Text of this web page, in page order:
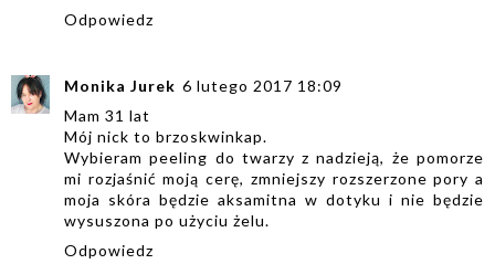
Odpowiedz
Monika Jurek 6 lutego 2017 18:09
Mam 31 lat
Mój nick to brzoskwinkap.
Wybieram peeling do twarzy z nadzieją, że pomorze
mi rozjaśnić moją cerę, zmniejszy rozszerzone pory a
moja skóra będzie aksamitna w dotyku i nie będzie
wysuszona po użyciu żelu.
Odpowiedz